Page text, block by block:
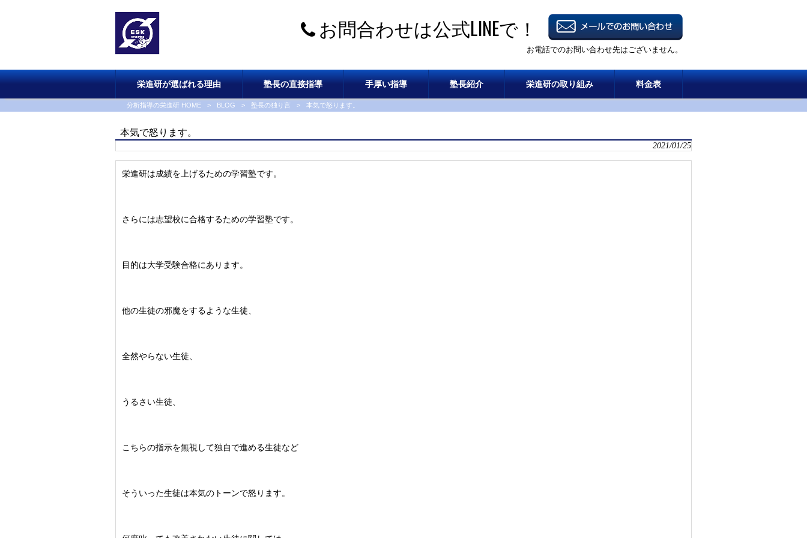
お問合わせは公式LINEで！
お電話でのお問い合わせ先はございません。
栄進研が選ばれる理由 塾長の直接指導 手厚い指導 塾長紹介 栄進研の取り組み 料金表
分析指導の栄進研 HOME > BLOG > 塾長の独り言 > 本気で怒ります。
本気で怒ります。
2021/01/25
栄進研は成績を上げるための学習塾です。
さらには志望校に合格するための学習塾です。
目的は大学受験合格にあります。
他の生徒の邪魔をするような生徒、
全然やらない生徒、
うるさい生徒、
こちらの指示を無視して独自で進める生徒など
そういった生徒は本気のトーンで怒ります。